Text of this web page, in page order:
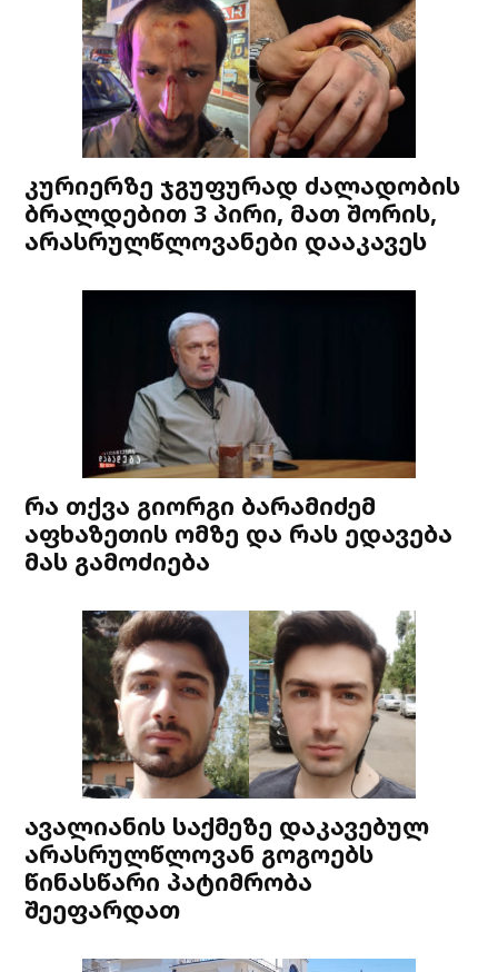
კურიერზე ჯგუფურად ძალადობის
ბრალდებით 3 პირი, მათ შორის,
არასრულწლოვანები დააკავეს
რა თქვა გიორგი ბარამიძემ
აფხაზეთის ომზე და რას ედავება
მას გამოძიება
ავალიანის საქმეზე დაკავებულ
არასრულწლოვან გოგოებს
წინასწარი პატიმრობა
შეეფარდათ